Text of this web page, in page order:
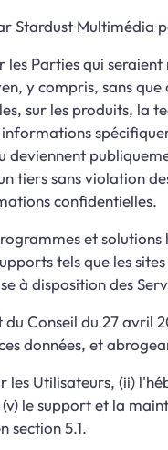
Stardust
les Parties qui
y compris, sans
sur les produits, la
tiers sans violation
confidentielles.
et
tels que les
à disposition des
Conseil du 27
données, et
les Utilisateurs, (ii)
le support et la
section 5.1.